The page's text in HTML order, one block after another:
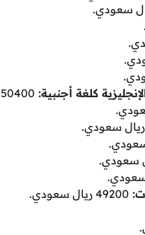
كلغة أجنبية: 50400 ريال سعودي.
49200 ريال سعودي.